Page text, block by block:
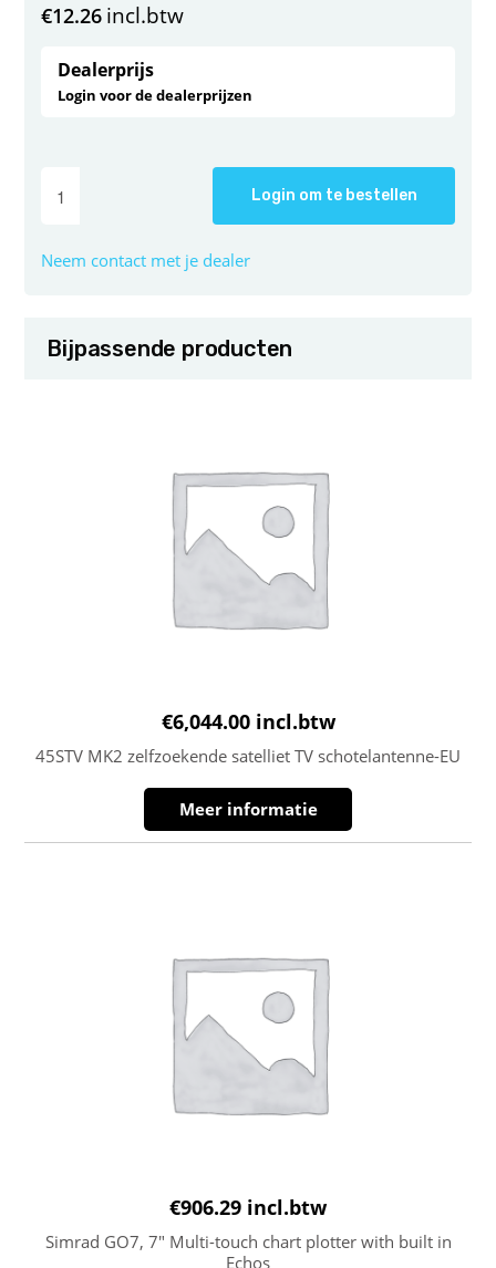
€12.26 incl.btw
Dealerprijs
Login voor de dealerprijzen
Login om te bestellen
Neem contact met je dealer
Bijpassende producten
€6,044.00 incl.btw
45STV MK2 zelfzoekende satelliet TV schotelantenne-EU
Meer informatie
€906.29 incl.btw
Simrad GO7, 7″ Multi-touch chart plotter with built in
Echos